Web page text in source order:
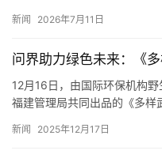
清洁到…
新闻 2026年7月11日
问界助力绿色未来：《
12月16日，由国际环保机构
福建管理局共同出品的《多样
新闻 2025年12月17日